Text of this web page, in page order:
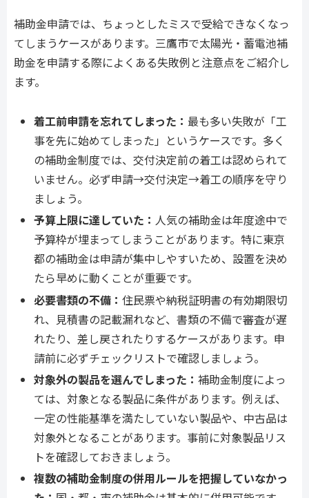
補助金申請では、ちょっとしたミスで受給できなくなっ
てしまうケースがあります。三鷹市で太陽光・蓄電池補
助金を申請する際によくある失敗例と注意点をご紹介し
ます。
着工前申請を忘れてしまった：最も多い失敗が「工
事を先に始めてしまった」というケースです。多く
の補助金制度では、交付決定前の着工は認められて
いません。必ず申請→交付決定→着工の順序を守り
ましょう。
予算上限に達していた： 人気の補助金は年度途中で
予算枠が埋まってしまうことがあります。特に東京
都の補助金は申請が集中しやすいため、設置を決め
たら早めに動くことが重要です。
必要書類の不備：住民票や納税証明書の有効期限切
れ、見積書の記載漏れなど、書類の不備で審査が遅
れたり、差し戻されたりするケースがあります。申
請前に必ずチェックリストで確認しましょう。
対象外の製品を選んでしまった：補助金制度によっ
ては、対象となる製品に条件があります。例えば、
一定の性能基準を満たしていない製品や、中古品は
対象外となることがあります。事前に対象製品リス
トを確認しておきましょう。
複数の補助金制度の併用ルールを把握していなかっ